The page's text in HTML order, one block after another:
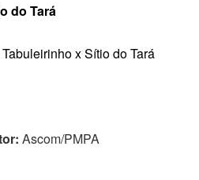
do Tará
x Sítio do Tará
Ascom/PMPA